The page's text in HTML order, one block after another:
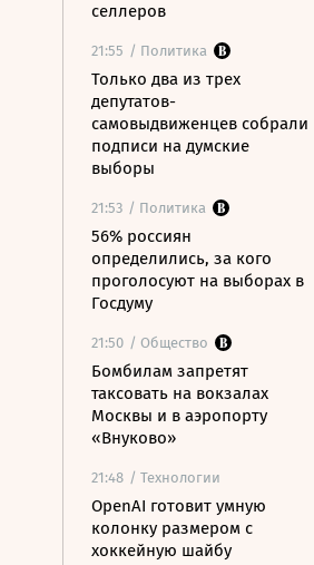
селлеров
21:55 / Политика
Только два из трех
депутатов-
самовыдвиженцев собрали
подписи на думские
выборы
21:53 / Политика
56% россиян
определились, за кого
проголосуют на выборах в
Госдуму
21:50 / Общество
Бомбилам запретят
таксовать на вокзалах
Москвы и в аэропорту
«Внуково»
21:48 / Технологии
OpenAI готовит умную
колонку размером с
хоккейную шайбу